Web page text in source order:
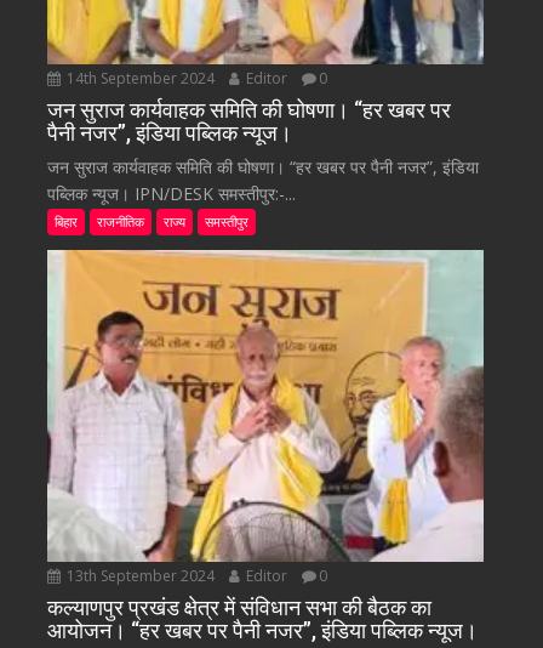
14th September 2024 Editor 0
जन सुराज कार्यवाहक समिति की घोषणा। “हर खबर पर
पैनी नजर”, इंडिया पब्लिक न्यूज।
जन सुराज कार्यवाहक समिति की घोषणा। “हर खबर पर पैनी नजर”, इंडिया
पब्लिक न्यूज। IPN/DESK समस्तीपुर:-...
बिहार राजनीतिक राज्य समस्तीपुर
13th September 2024 Editor 0
कल्याणपुर प्रखंड क्षेत्र में संविधान सभा की बैठक का
आयोजन। “हर खबर पर पैनी नजर”, इंडिया पब्लिक न्यूज।